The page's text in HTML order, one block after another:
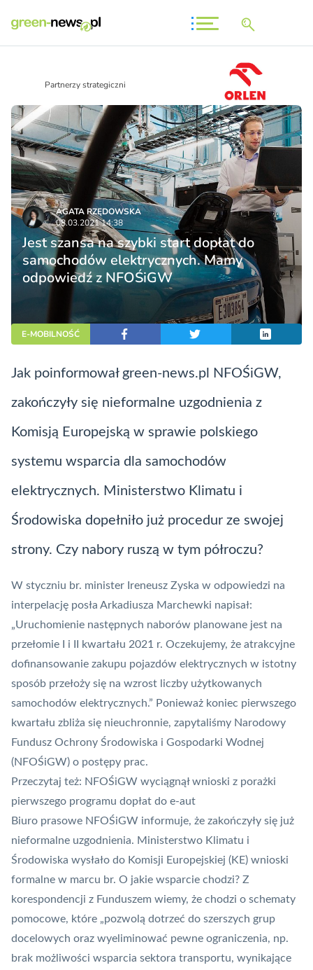
Partnerzy strategiczni
AGATA RZĘDOWSKA
08.03.2021 14:38
Jest szansa na szybki start dopłat do
samochodów elektrycznych. Mamy
odpowiedź z NFOŚiGW
E-MOBILNOŚĆ
Jak poinformował green-news.pl NFOŚiGW,
zakończyły się nieformalne uzgodnienia z
Komisją Europejską w sprawie polskiego
systemu wsparcia dla samochodów
elektrycznych. Ministerstwo Klimatu i
Środowiska dopełniło już procedur ze swojej
strony. Czy nabory ruszą w tym półroczu?
W styczniu br. minister Ireneusz Zyska w odpowiedzi na
interpelację posła Arkadiusza Marchewki napisał:
„Uruchomienie następnych naborów planowane jest na
przełomie I i II kwartału 2021 r. Oczekujemy, że atrakcyjne
dofinansowanie zakupu pojazdów elektrycznych w istotny
sposób przełoży się na wzrost liczby użytkowanych
samochodów elektrycznych.” Ponieważ koniec pierwszego
kwartału zbliża się nieuchronnie, zapytaliśmy Narodowy
Fundusz Ochrony Środowiska i Gospodarki Wodnej
(NFOŚiGW) o postępy prac.
Przeczytaj też: NFOŚiGW wyciągnął wnioski z porażki
pierwszego programu dopłat do e-aut
Biuro prasowe NFOŚiGW informuje, że zakończyły się już
nieformalne uzgodnienia. Ministerstwo Klimatu i
Środowiska wysłało do Komisji Europejskiej (KE) wnioski
formalne w marcu br. O jakie wsparcie chodzi? Z
korespondencji z Funduszem wiemy, że chodzi o schematy
pomocowe, które „pozwolą dotrzeć do szerszych grup
docelowych oraz wyeliminować pewne ograniczenia, np.
brak możliwości wsparcia sektora transportu, wynikające